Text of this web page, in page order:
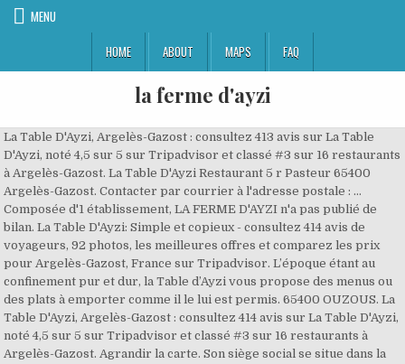
MENU
HOME
ABOUT MAPS FAQ
la ferme d'ayzi
La Table D'Ayzi, Argelès-Gazost : consultez 413 avis sur La Table
D'Ayzi, noté 4,5 sur 5 sur Tripadvisor et classé #3 sur 16 restaurants
à Argelès-Gazost. La Table D'Ayzi Restaurant 5 r Pasteur 65400
Argelès-Gazost. Contacter par courrier à l'adresse postale : …
Composée d'1 établissement, LA FERME D'AYZI n'a pas publié de
bilan. La Table D'Ayzi: Simple et copieux - consultez 414 avis de
voyageurs, 92 photos, les meilleures offres et comparez les prix
pour Argelès-Gazost, France sur Tripadvisor. L’époque étant au
confinement pur et dur, la Table d’Ayzi vous propose des menus ou
des plats à emporter comme il le lui est permis. 65400 OUZOUS. La
Table D'Ayzi, Argelès-Gazost : consultez 414 avis sur La Table D'Ayzi,
noté 4,5 sur 5 sur Tripadvisor et classé #3 sur 16 restaurants à
Argelès-Gazost. Agrandir la carte. Son siège social se situe dans la